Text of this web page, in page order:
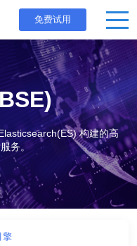
免费试用
构建的高
务。
擎